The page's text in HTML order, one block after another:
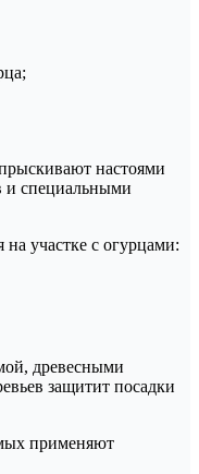
настоями
и специальными
на участке с огурцами:
древесными
защитит посадки
применяют